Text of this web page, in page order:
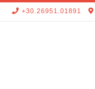
+30.26951.01891